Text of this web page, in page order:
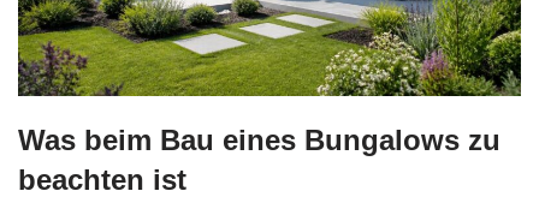
Was beim Bau eines Bungalows zu
beachten ist